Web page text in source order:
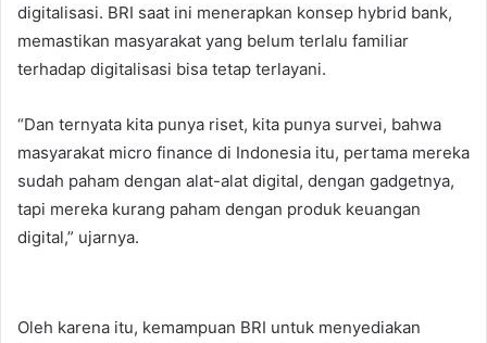
digitalisasi. BRI saat ini menerapkan konsep hybrid bank,
memastikan masyarakat yang belum terlalu familiar
terhadap digitalisasi bisa tetap terlayani.
“Dan ternyata kita punya riset, kita punya survei, bahwa
masyarakat micro finance di Indonesia itu, pertama mereka
sudah paham dengan alat-alat digital, dengan gadgetnya,
tapi mereka kurang paham dengan produk keuangan
digital,” ujarnya.
Oleh karena itu, kemampuan BRI untuk menyediakan